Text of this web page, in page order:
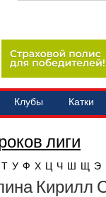
Клубы Катки
лиги
Т У Ф Х Ц Ч Ш Щ Э
Кирилл